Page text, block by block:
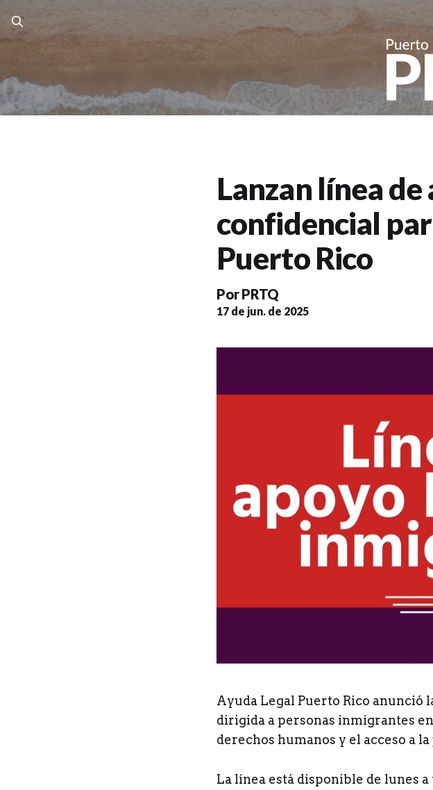
Lanzan línea
confidencial
Puerto Rico
PorPRTQ
17 de jun. de 2025
Ayuda Legal Puerto Rico anunció
dirigida a personas inmigrantes
derechos humanos y el acceso a
La línea está disponible de lunes